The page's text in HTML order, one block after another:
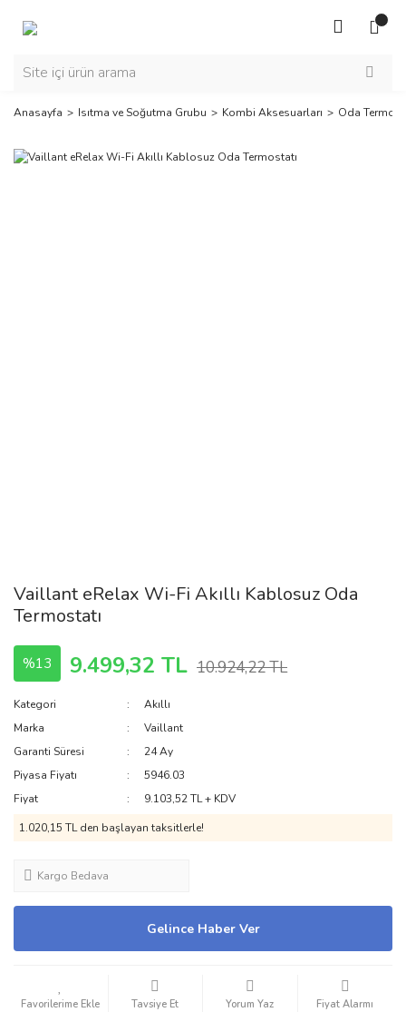
Anasayfa Isıtma ve Soğutma Grubu Kombi Aksesuarları Oda
Vaillant eRelax Wi-Fi Akıllı Kablosuz Oda
Termostatı
%13 9.499,32 TL 10.924,22 TL
Kategori
Akıllı
Marka
Vaillant
Garanti Süresi
24 Ay
Piyasa Fiyatı
5946.03
Fiyat
9.103,52 TL + KDV
1.020,15 TL den başlayan taksitlerle!
Kargo Bedava
Gelince Haber Ver
Tavsiye Et Yorum Yaz Fiyat Alarmı